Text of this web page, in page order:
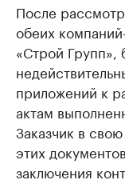
После
обеих
«Строй Групп»,
приложений к
актам
Заказчик в
этих
заключения